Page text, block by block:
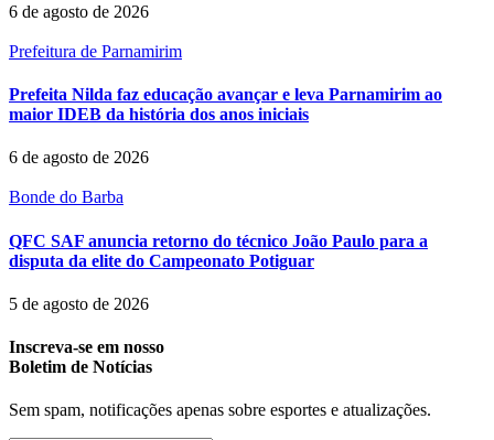
6 de agosto de 2026
Prefeitura de Parnamirim
Prefeita Nilda faz educação avançar e leva Parnamirim ao
maior IDEB da história dos anos iniciais
6 de agosto de 2026
Bonde do Barba
QFC SAF anuncia retorno do técnico João Paulo para a
disputa da elite do Campeonato Potiguar
5 de agosto de 2026
Inscreva-se em nosso
Boletim de Notícias
Sem spam, notificações apenas sobre esportes e atualizações.